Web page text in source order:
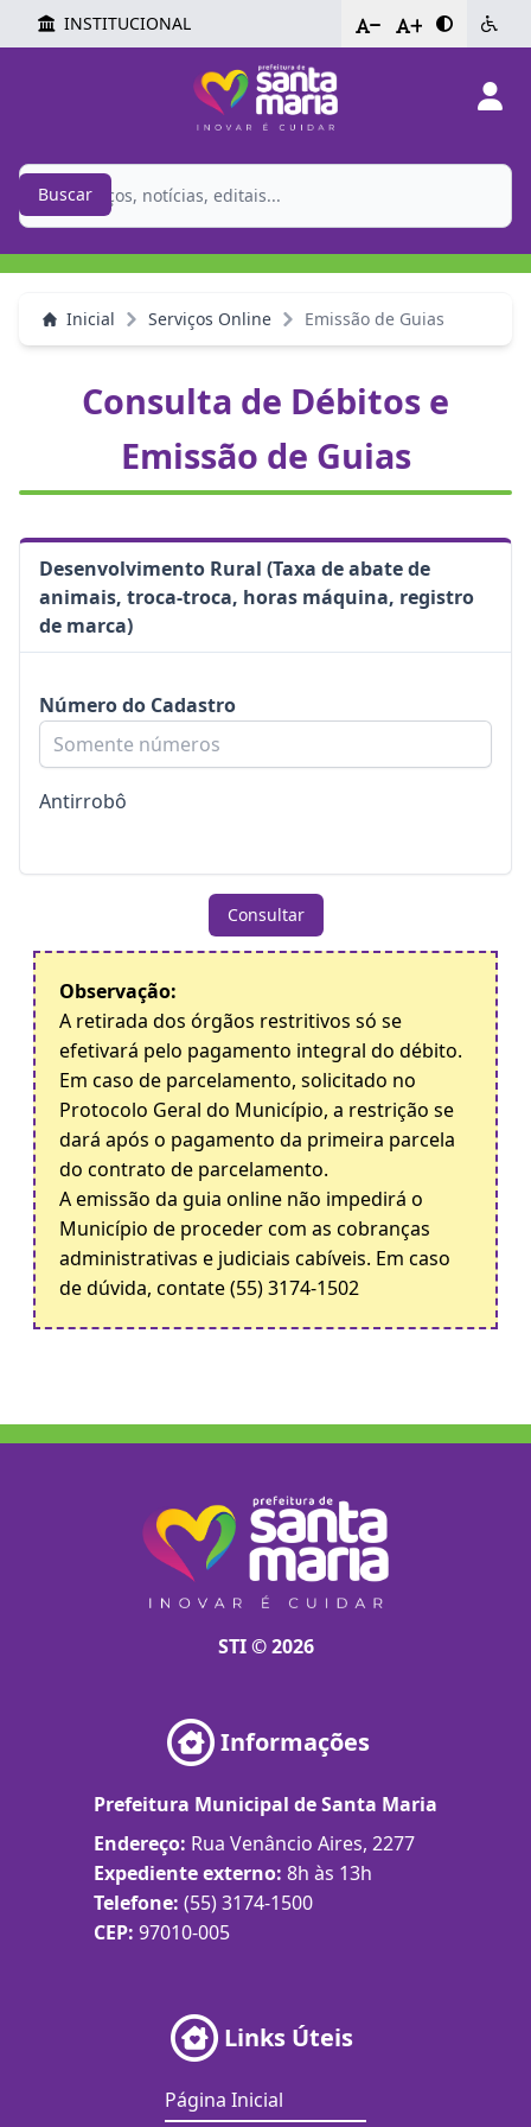
INSTITUCIONAL - +
Buscar
Inicial Serviços Online Emissão de Guias
Consulta de Débitos e
Emissão de Guias
Desenvolvimento Rural (Taxa de abate de
animais, troca-troca, horas máquina, registro
de marca)
Número do Cadastro
Antirrobô
Consultar
Observação:
A retirada dos órgãos restritivos só se
efetivará pelo pagamento integral do débito.
Em caso de parcelamento, solicitado no
Protocolo Geral do Município, a restrição se
dará após o pagamento da primeira parcela
do contrato de parcelamento.
A emissão da guia online não impedirá o
Município de proceder com as cobranças
administrativas e judiciais cabíveis. Em caso
de dúvida, contate (55) 3174-1502
STI © 2026
Informações
Prefeitura Municipal de Santa Maria
Endereço: Rua Venâncio Aires, 2277
Expediente externo: 8h às 13h
Telefone: (55) 3174-1500
CEP: 97010-005
Links Úteis
Página Inicial